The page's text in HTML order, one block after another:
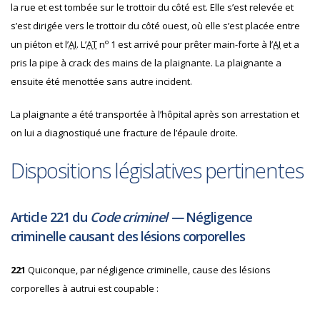
la rue et est tombée sur le trottoir du côté est. Elle s’est relevée et
s’est dirigée vers le trottoir du côté ouest, où elle s’est placée entre
un piéton et l’AI. L’ATno 1 est arrivé pour prêter main-forte à l’AI et a
pris la pipe à crack des mains de la plaignante. La plaignante a
ensuite été menottée sans autre incident.
La plaignante a été transportée à l’hôpital après son arrestation et
on lui a diagnostiqué une fracture de l’épaule droite.
Dispositions législatives pertinentes
Article 221 du Code criminel —Négligence
criminelle causant des lésions corporelles
221 Quiconque, par négligence criminelle, cause des lésions
corporelles à autrui est coupable :